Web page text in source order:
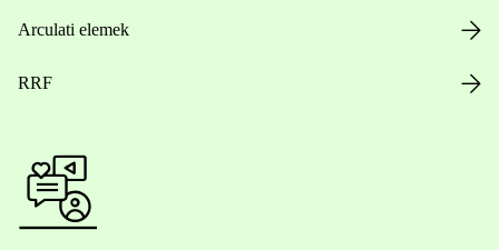
Arculati elemek
RRF